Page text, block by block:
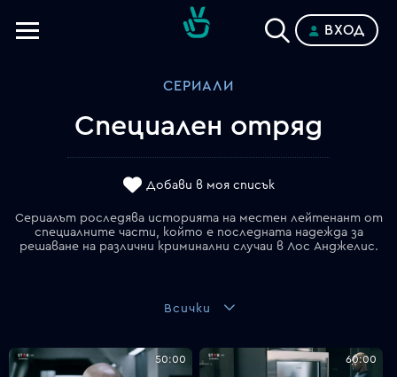
ВХОД
СЕРИАЛИ
Специален отряд
Добави в моя списък
Сериалът роследява историята на местен лейтенант от
специалните части, който е последната надежда за
решаване на различни криминални случаи в Лос Анджелис.
Всички
50:00 60:00